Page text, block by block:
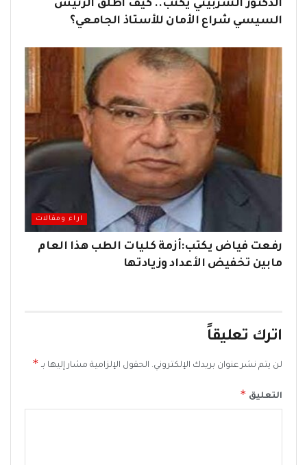
الدكتور الشربيني يكتب.. كيف أطلق الرئيس
السيسي شراع الأمان للأستاذ الجامعي؟
اراء ومقالات
رفعت فياض يكتب:أزمة كليات الطب هذا العام
مابين تخفيض الأعداد وزيادتها
اترك تعليقاً
لن يتم نشر عنوان بريدك الإلكتروني. الحقول الإلزامية مشار إليها بـ *
التعليق *